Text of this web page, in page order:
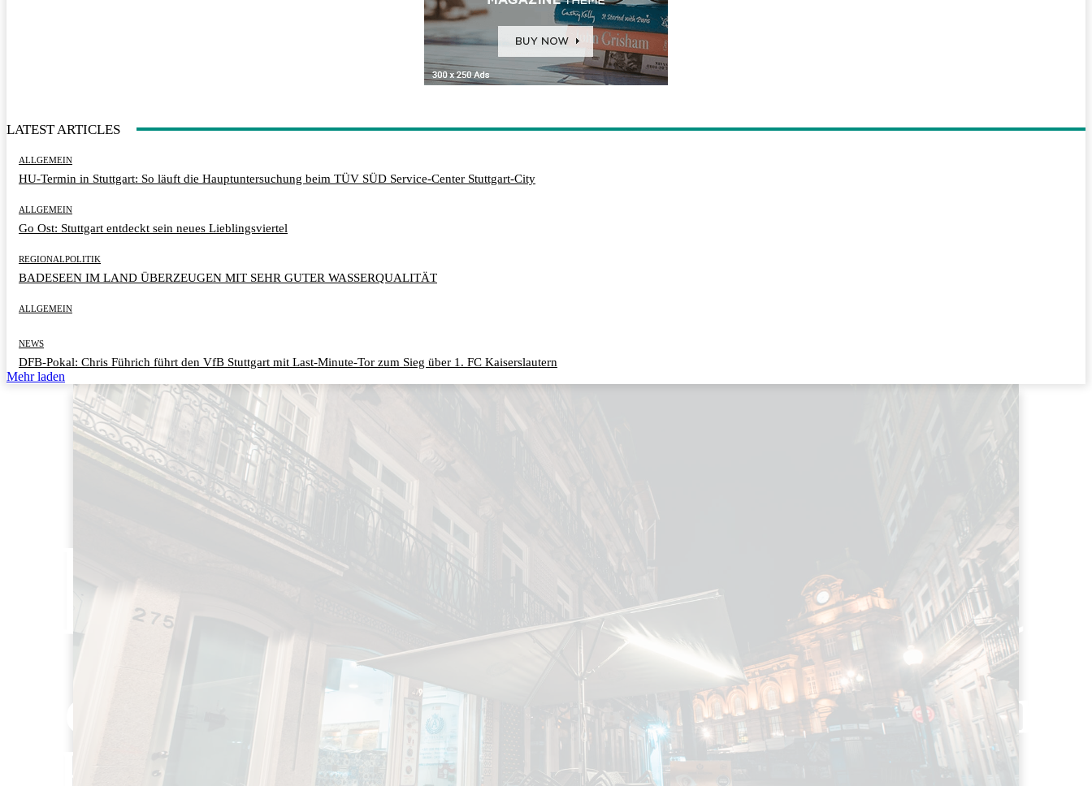
LATEST ARTICLES
ALLGEMEIN
HU-Termin in Stuttgart: So läuft die Hauptuntersuchung beim TÜV SÜD Service-Center Stuttgart-City
ALLGEMEIN
Go Ost: Stuttgart entdeckt sein neues Lieblingsviertel
REGIONALPOLITIK
BADESEEN IM LAND ÜBERZEUGEN MIT SEHR GUTER WASSERQUALITÄT
ALLGEMEIN
NEWS
DFB-Pokal: Chris Führich führt den VfB Stuttgart mit Last-Minute-Tor zum Sieg über 1. FC Kaiserslautern
Mehr laden